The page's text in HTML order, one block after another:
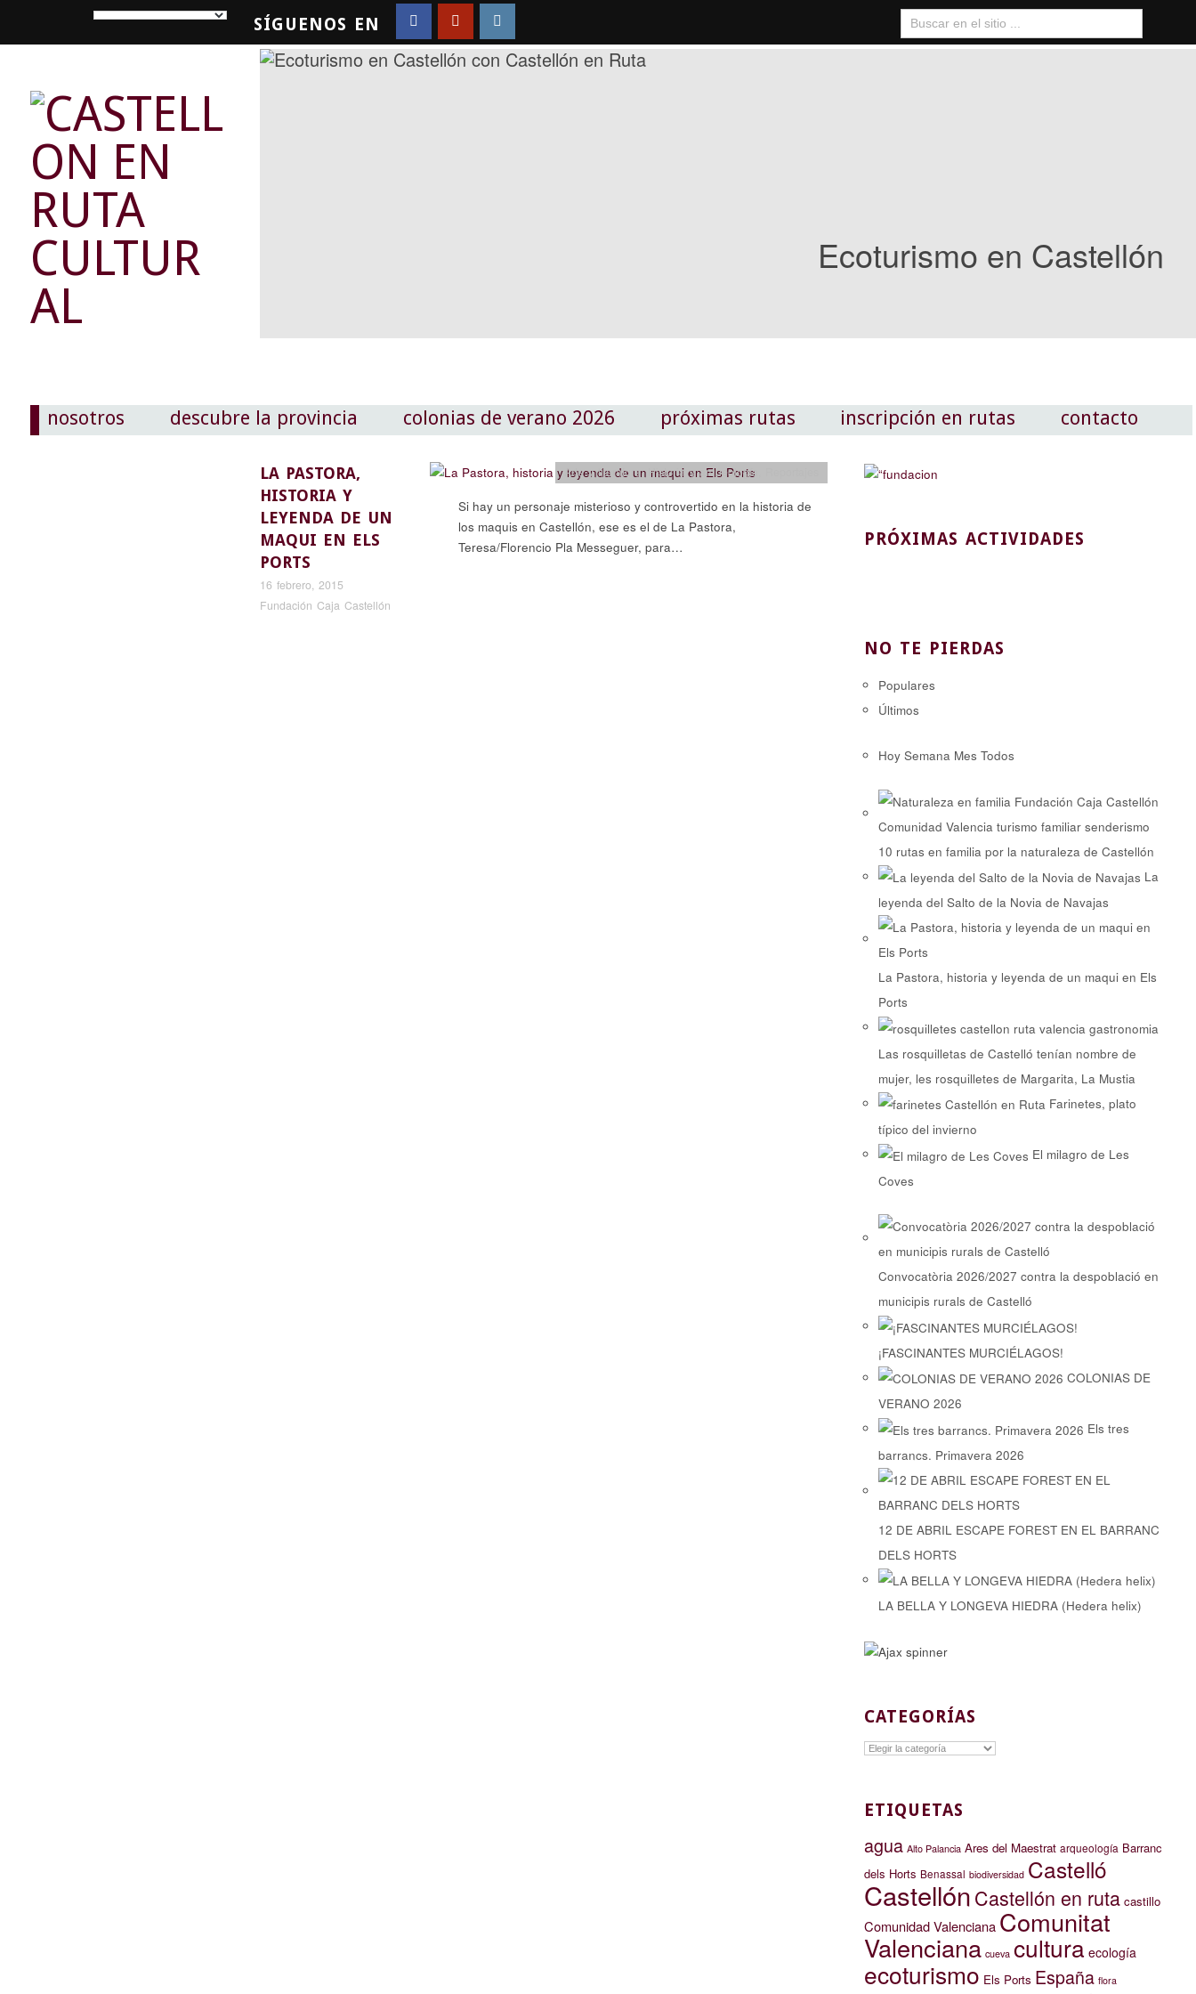
SÍGUENOS EN
Ecoturismo en Castellón
nosotros descubre la provincia colonias de verano 2026 próximas rutas inscripción en rutas contacto
LA PASTORA,
HISTORIA Y
LEYENDA DE UN
MAQUI EN ELS
PORTS
16 febrero, 2015
Fundación Caja Castellón
Arte y literatura, Historia y arqueología
Si hay un personaje misterioso y controvertido en la historia de
los maquis en Castellón, ese es el de La Pastora,
Teresa/Florencio Pla Messeguer, para…
PRÓXIMAS ACTIVIDADES
NO TE PIERDAS
Populares
Últimos
Hoy Semana Mes Todos
10 rutas en familia por la naturaleza de Castellón
La
leyenda del Salto de la Novia de Navajas
La Pastora, historia y leyenda de un maqui en Els
Ports
Las rosquilletas de Castelló tenían nombre de
mujer, les rosquilletes de Margarita, La Mustia
Farinetes, plato
típico del invierno
El milagro de Les
Coves
Convocatòria 2026/2027 contra la despoblació en
municipis rurals de Castelló
¡FASCINANTES MURCIÉLAGOS!
COLONIAS DE
VERANO 2026
Els tres
barrancs. Primavera 2026
12 DE ABRIL ESCAPE FOREST EN EL BARRANC
DELS HORTS
LA BELLA Y LONGEVA HIEDRA (Hedera helix)
CATEGORÍAS
Categorías
ETIQUETAS
agua Alto Palancia Ares del Maestrat arqueología Barranc
dels Horts Benassal biodiversidad Castelló
CastellónCastellón en ruta castillo
Comunidad Valenciana Comunitat
Valenciana cueva cultura ecología
ecoturismo Els Ports España flora